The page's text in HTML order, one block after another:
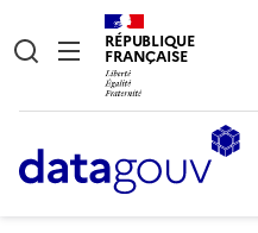
RÉPUBLIQUE
FRANÇAISE